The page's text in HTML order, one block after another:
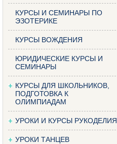
КУРСЫ И СЕМИНАРЫ ПО
ЭЗОТЕРИКЕ
КУРСЫ ВОЖДЕНИЯ
ЮРИДИЧЕСКИЕ КУРСЫ И
СЕМИНАРЫ
КУРСЫ ДЛЯ ШКОЛЬНИКОВ,
ПОДГОТОВКА К
ОЛИМПИАДАМ
УРОКИ И КУРСЫ РУКОДЕЛИЯ
УРОКИ ТАНЦЕВ